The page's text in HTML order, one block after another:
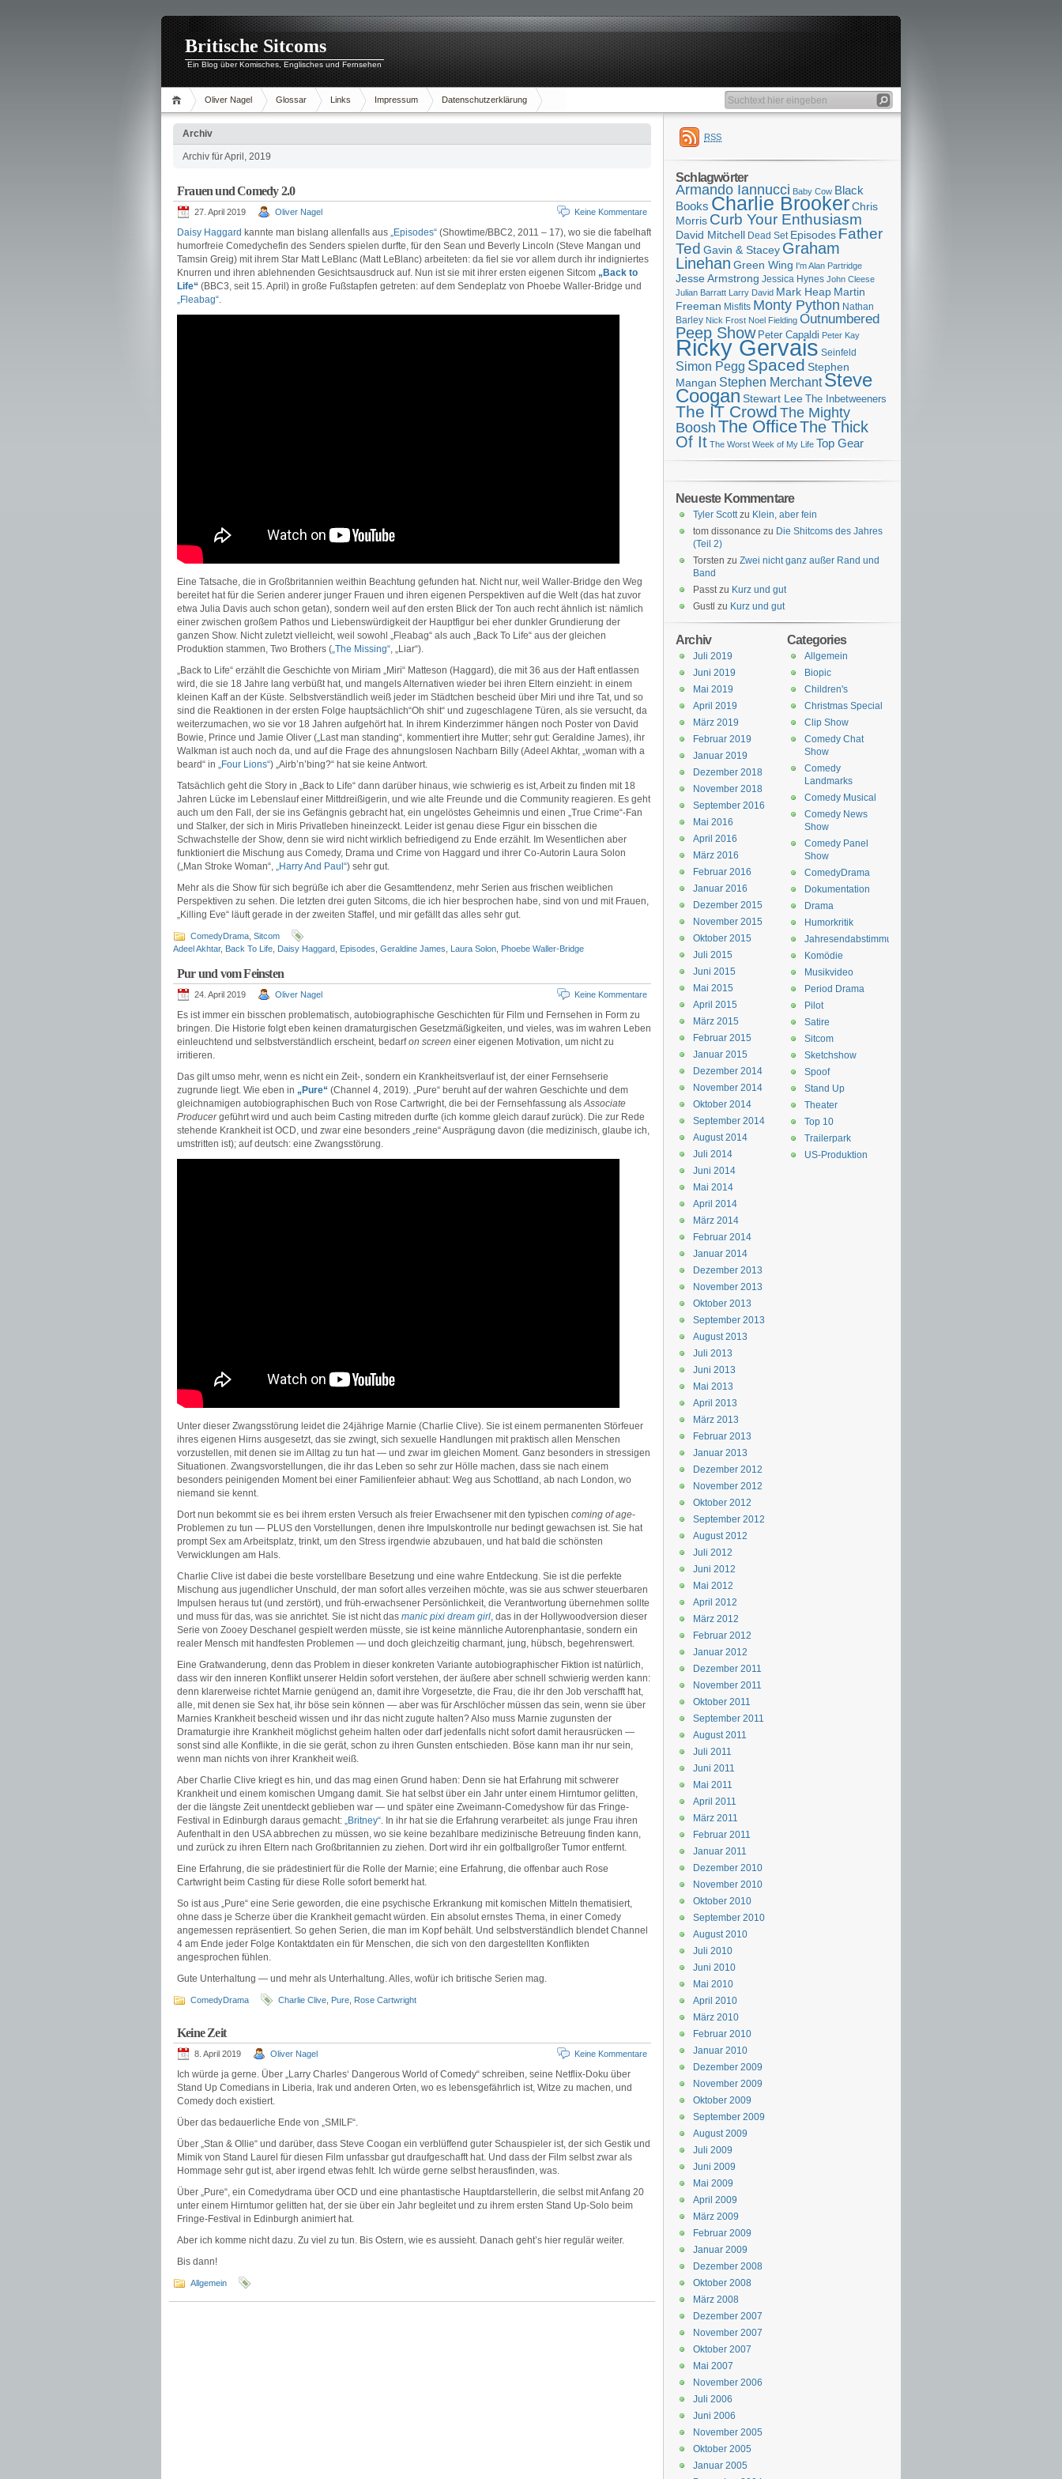
Britische Sitcoms
Ein Blog über Komisches, Englisches und Fernsehen
Oliver Nagel Glossar Links Impressum Datenschutzerklärung
Archiv
Archiv für April, 2019
Frauen und Comedy 2.0
27. April 2019 Oliver Nagel Keine Kommentare
Daisy Haggard kannte man bislang allenfalls aus „Episodes“ (Showtime/BBC2, 2011 – 17), wo sie die fabelhaft
humorfreie Comedychefin des Senders spielen durfte, für den Sean und Beverly Lincoln (Steve Mangan und
Tamsin Greig) mit ihrem Star Matt LeBlanc (Matt LeBlanc) arbeiteten: da fiel sie vor allem durch ihr indigniertes
Knurren und ihren ablehnenden Gesichtsausdruck auf. Nun ist sie mit ihrer ersten eigenen Sitcom „Back to
Life“ (BBC3, seit 15. April) in große Fußstapfen getreten: auf dem Sendeplatz von Phoebe Waller-Bridge und
„Fleabag“.
Eine Tatsache, die in Großbritannien weithin Beachtung gefunden hat. Nicht nur, weil Waller-Bridge den Weg
bereitet hat für die Serien anderer junger Frauen und ihren eigenen Perspektiven auf die Welt (das hat zuvor
etwa Julia Davis auch schon getan), sondern weil auf den ersten Blick der Ton auch recht ähnlich ist: nämlich
einer zwischen großem Pathos und Liebenswürdigkeit der Hauptfigur bei eher dunkler Grundierung der
ganzen Show. Nicht zuletzt vielleicht, weil sowohl „Fleabag“ als auch „Back To Life“ aus der gleichen
Produktion stammen, Two Brothers („The Missing“, „Liar“).
„Back to Life“ erzählt die Geschichte von Miriam „Miri“ Matteson (Haggard), die mit 36 aus der Haft entlassen
wird, die sie 18 Jahre lang verbüßt hat, und mangels Alternativen wieder bei ihren Eltern einzieht: in einem
kleinen Kaff an der Küste. Selbstverständlich weiß jeder im Städtchen bescheid über Miri und ihre Tat, und so
sind die Reaktionen in der ersten Folge hauptsächlich“Oh shit“ und zugeschlagene Türen, als sie versucht, da
weiterzumachen, wo sie vor 18 Jahren aufgehört hat. In ihrem Kinderzimmer hängen noch Poster von David
Bowie, Prince und Jamie Oliver („Last man standing“, kommentiert ihre Mutter; sehr gut: Geraldine James), ihr
Walkman ist auch noch da, und auf die Frage des ahnungslosen Nachbarn Billy (Adeel Akhtar, „woman with a
beard“ in „Four Lions“) „Airb’n’bing?“ hat sie keine Antwort.
Tatsächlich geht die Story in „Back to Life“ dann darüber hinaus, wie schwierig es ist, Arbeit zu finden mit 18
Jahren Lücke im Lebenslauf einer Mittdreißigerin, und wie alte Freunde und die Community reagieren. Es geht
auch um den Fall, der sie ins Gefängnis gebracht hat, ein ungelöstes Geheimnis und einen „True Crime“-Fan
und Stalker, der sich in Miris Privatleben hineinzeckt. Leider ist genau diese Figur ein bisschen die
Schwachstelle der Show, denn sie wird nicht wirklich befriedigend zu Ende erzählt. Im Wesentlichen aber
funktioniert die Mischung aus Comedy, Drama und Crime von Haggard und ihrer Co-Autorin Laura Solon
(„Man Stroke Woman“, „Harry And Paul“) sehr gut.
Mehr als die Show für sich begrüße ich aber die Gesamttendenz, mehr Serien aus frischen weiblichen
Perspektiven zu sehen. Die letzten drei guten Sitcoms, die ich hier besprochen habe, sind von und mit Frauen,
„Killing Eve“ läuft gerade in der zweiten Staffel, und mir gefällt das alles sehr gut.
ComedyDrama Sitcom
Adeel Akhtar, Back To Life Daisy Haggard Episodes Geraldine James Laura Solon Phoebe Waller-Bridge
Pur und vom Feinsten
24. April 2019 Oliver Nagel Keine Kommentare
Es ist immer ein bisschen problematisch, autobiographische Geschichten für Film und Fernsehen in Form zu
bringen. Die Historie folgt eben keinen dramaturgischen Gesetzmäßigkeiten, und vieles, was im wahren Leben
einleuchtend und selbstverständlich erscheint, bedarfon screen einer eigenen Motivation, um nicht zu
irritieren.
Das gilt umso mehr, wenn es nicht ein Zeit-, sondern ein Krankheitsverlauf ist, der einer Fernsehserie
zugrunde liegt. Wie eben in „Pure“ (Channel 4, 2019). „Pure“ beruht auf der wahren Geschichte und dem
gleichnamigen autobiographischen Buch von Rose Cartwright, die bei der Fernsehfassung alsAssociate
Producergeführt wird und auch beim Casting mitreden durfte (ich komme gleich darauf zurück). Die zur Rede
stehende Krankheit ist OCD, und zwar eine besonders „reine“ Ausprägung davon (die medizinisch, glaube ich,
umstritten ist); auf deutsch: eine Zwangsstörung.
Unter dieser Zwangsstörung leidet die 24jährige Marnie (Charlie Clive). Sie ist einem permanenten Störfeuer
ihres eigenen Hirns ausgesetzt, das sie zwingt, sich sexuelle Handlungen mit praktisch allen Menschen
vorzustellen, mit denen sie im Alltag zu tun hat — und zwar im gleichen Moment. Ganz besonders in stressigen
Situationen. Zwangsvorstellungen, die ihr das Leben so sehr zur Hölle machen, dass sie nach einem
besonders peinigenden Moment bei einer Familienfeier abhaut: Weg aus Schottland, ab nach London, wo
niemand sie kennt.
Dort nun bekommt sie es bei ihrem ersten Versuch als freier Erwachsener mit den typischen coming of age-
Problemen zu tun — PLUS den Vorstellungen, denen ihre Impulskontrolle nur bedingt gewachsen ist. Sie hat
prompt Sex am Arbeitsplatz, trinkt, um den Stress irgendwie abzubauen, und hat bald die schönsten
Verwicklungen am Hals.
Charlie Clive ist dabei die beste vorstellbare Besetzung und eine wahre Entdeckung. Sie ist die perfekte
Mischung aus jugendlicher Unschuld, der man sofort alles verzeihen möchte, was sie aus schwer steuerbaren
Impulsen heraus tut (und zerstört), und früh-erwachsener Persönlichkeit, die Verantwortung übernehmen sollte
und muss für das, was sie anrichtet. Sie ist nicht das manic pixi dream girl, das in der Hollywoodversion dieser
Serie von Zooey Deschanel gespielt werden müsste, sie ist keine männliche Autorenphantasie, sondern ein
realer Mensch mit handfesten Problemen — und doch gleichzeitig charmant, jung, hübsch, begehrenswert.
Eine Gratwanderung, denn das Problem in dieser konkreten Variante autobiographischer Fiktion ist natürlich,
dass wir den inneren Konflikt unserer Heldin sofort verstehen, der äußere aber schnell schwierig werden kann:
denn klarerweise richtet Marnie genügend an, damit ihre Vorgesetzte, die Frau, die ihr den Job verschafft hat,
alle, mit denen sie Sex hat, ihr böse sein können — aber was für Arschlöcher müssen das sein, wenn sie über
Marnies Krankheit bescheid wissen und ihr das nicht zugute halten? Also muss Marnie zugunsten der
Dramaturgie ihre Krankheit möglichst geheim halten oder darf jedenfalls nicht sofort damit herausrücken —
sonst sind alle Konflikte, in die sie gerät, schon zu ihren Gunsten entschieden. Böse kann man ihr nur sein,
wenn man nichts von ihrer Krankheit weiß.
Aber Charlie Clive kriegt es hin, und das mag einen Grund haben: Denn sie hat Erfahrung mit schwerer
Krankheit und einem komischen Umgang damit. Sie hat selbst über ein Jahr unter einem Hirntumor gelitten,
der die längste Zeit unentdeckt geblieben war — und später eine Zweimann-Comedyshow für das Fringe-
Festival in Edinburgh daraus gemacht: „Britney“. In ihr hat sie die Erfahrung verarbeitet: als junge Frau ihren
Aufenthalt in den USA abbrechen zu müssen, wo sie keine bezahlbare medizinische Betreuung finden kann,
und zurück zu ihren Eltern nach Großbritannien zu ziehen. Dort wird ihr ein golfballgroßer Tumor entfernt.
Eine Erfahrung, die sie prädestiniert für die Rolle der Marnie; eine Erfahrung, die offenbar auch Rose
Cartwright beim Casting für diese Rolle sofort bemerkt hat.
So ist aus „Pure“ eine Serie geworden, die eine psychische Erkrankung mit komischen Mitteln thematisiert,
ohne dass je Scherze über die Krankheit gemacht würden. Ein absolut ernstes Thema, in einer Comedy
angemessen repräsentiert. So gehen Serien, die man im Kopf behält. Und selbstverständlich blendet Channel
4 am Ende jeder Folge Kontaktdaten ein für Menschen, die sich von den dargestellten Konflikten
angesprochen fühlen.
Gute Unterhaltung — und mehr als Unterhaltung. Alles, wofür ich britische Serien mag.
ComedyDrama Charlie Clive Pure Rose Cartwright
Keine Zeit
8. April 2019 Oliver Nagel Keine Kommentare
Ich würde ja gerne. Über „Larry Charles‘ Dangerous World of Comedy“ schreiben, seine Netflix-Doku über
Stand Up Comedians in Liberia, Irak und anderen Orten, wo es lebensgefährlich ist, Witze zu machen, und
Comedy doch existiert.
Über das bedauerliche Ende von „SMILF“.
Über „Stan & Ollie“ und darüber, dass Steve Coogan ein verblüffend guter Schauspieler ist, der sich Gestik und
Mimik von Stand Laurel für diesen Film unfassbar gut draufgeschafft hat. Und dass der Film selbst zwar als
Hommage sehr gut ist, aber irgend etwas fehlt. Ich würde gerne selbst herausfinden, was.
Über „Pure“, ein Comedydrama über OCD und eine phantastische Hauptdarstellerin, die selbst mit Anfang 20
unter einem Hirntumor gelitten hat, der sie über ein Jahr begleitet und zu ihrem ersten Stand Up-Solo beim
Fringe-Festival in Edinburgh animiert hat.
Aber ich komme nicht dazu. Zu viel zu tun. Bis Ostern, wie es aussieht. Danach geht’s hier regulär weiter.
Bis dann!
Allgemein
RSS
Schlagwörter
Armando Iannucci Baby Cow Black
Books Charlie BrookerChris
Morris Curb Your Enthusiasm
David Mitchell Dead Set Episodes Father
Ted Gavin & Stacey Graham
Linehan Green Wing I'm Alan Partridge
Jesse Armstrong Jessica Hynes John Cleese
Julian Barratt Larry David Mark Heap Martin
Freeman Misfits Monty Python Nathan
Barley Nick Frost Noel Fielding Outnumbered
Peep Show Peter Capaldi Peter Kay
Ricky Gervais Seinfeld
Simon Pegg Spaced Stephen
Mangan Stephen Merchant Steve
CooganStewart Lee The Inbetweeners
The IT Crowd The Mighty
Boosh The OfficeThe Thick
Of It The Worst Week of My Life Top Gear
Neueste Kommentare
Tyler Scottzu Klein, aber fein
tom dissonance zu Die Shitcoms des Jahres
(Teil 2)
Torsten zu Zwei nicht ganz außer Rand und
Band
Passtzu Kurz und gut
Gustl zu Kurz und gut
Categories
Allgemein
Biopic
Children's
Christmas Special
Clip Show
Comedy Chat
Show
Comedy
Landmarks
Comedy Musical
Comedy News
Show
Comedy Panel
Show
ComedyDrama
Dokumentation
Drama
Humorkritik
Jahresendabstimmung
Komödie
Musikvideo
Period Drama
Pilot
Satire
Sitcom
Sketchshow
Spoof
Stand Up
Theater
Top 10
Trailerpark
US-Produktion
Archiv
Juli 2019
Juni 2019
Mai 2019
April 2019
März 2019
Februar 2019
Januar 2019
Dezember 2018
November 2018
September 2016
Mai 2016
April 2016
März 2016
Februar 2016
Januar 2016
Dezember 2015
November 2015
Oktober 2015
Juli 2015
Juni 2015
Mai 2015
April 2015
März 2015
Februar 2015
Januar 2015
Dezember 2014
November 2014
Oktober 2014
September 2014
August 2014
Juli 2014
Juni 2014
Mai 2014
April 2014
März 2014
Februar 2014
Januar 2014
Dezember 2013
November 2013
Oktober 2013
September 2013
August 2013
Juli 2013
Juni 2013
Mai 2013
April 2013
März 2013
Februar 2013
Januar 2013
Dezember 2012
November 2012
Oktober 2012
September 2012
August 2012
Juli 2012
Juni 2012
Mai 2012
April 2012
März 2012
Februar 2012
Januar 2012
Dezember 2011
November 2011
Oktober 2011
September 2011
August 2011
Juli 2011
Juni 2011
Mai 2011
April 2011
März 2011
Februar 2011
Januar 2011
Dezember 2010
November 2010
Oktober 2010
September 2010
August 2010
Juli 2010
Juni 2010
Mai 2010
April 2010
März 2010
Februar 2010
Januar 2010
Dezember 2009
November 2009
Oktober 2009
September 2009
August 2009
Juli 2009
Juni 2009
Mai 2009
April 2009
März 2009
Februar 2009
Januar 2009
Dezember 2008
Oktober 2008
März 2008
Dezember 2007
November 2007
Oktober 2007
Mai 2007
November 2006
Juli 2006
Juni 2006
November 2005
Oktober 2005
Januar 2005